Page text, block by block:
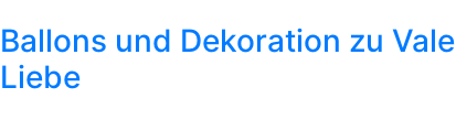
Ballons und Dekoration zu
Liebe